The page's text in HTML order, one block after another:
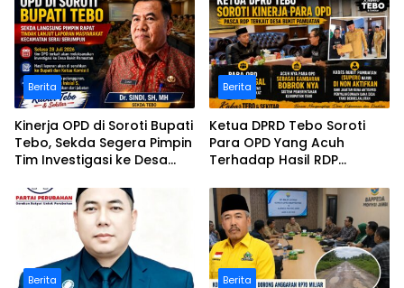
Berita
Kinerja OPD di Soroti Bupati
Tebo, Sekda Segera Pimpin
Tim Investigasi ke Desa
serumpun
Berita
Ketua DPRD Tebo Soroti
Para OPD Yang Acuh
Terhadap Hasil RDP
Pamuatan
Berita Berita